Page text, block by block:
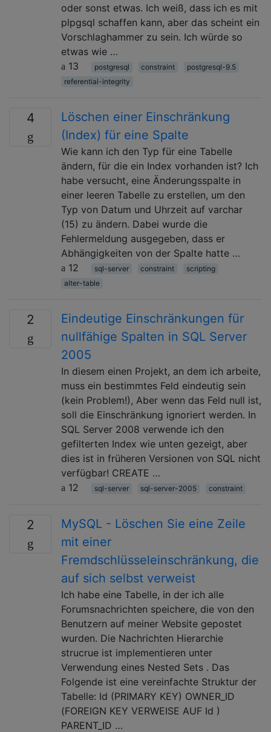
oder sonst etwas. Ich weiß, dass ich es mit
plpgsql schaffen kann, aber das scheint ein
Vorschlaghammer zu sein. Ich würde so
etwas wie …
13
postgresql constraint
postgresql-9.5
referential-integrity
4
Löschen einer Einschränkung
(Index) für eine Spalte
Wie kann ich den Typ für eine Tabelle
ändern, für die ein Index vorhanden ist? Ich
habe versucht, eine Änderungsspalte in
einer leeren Tabelle zu erstellen, um den
Typ von Datum und Uhrzeit auf varchar
(15) zu ändern. Dabei wurde die
Fehlermeldung ausgegeben, dass er
Abhängigkeiten von der Spalte hatte …
12
sql-server constraint
scripting
alter-table
2
Eindeutige Einschränkungen für
nullfähige Spalten in SQL Server
2005
In diesem einen Projekt, an dem ich arbeite,
muss ein bestimmtes Feld eindeutig sein
(kein Problem!), Aber wenn das Feld null ist,
soll die Einschränkung ignoriert werden. In
SQL Server 2008 verwende ich den
gefilterten Index wie unten gezeigt, aber
dies ist in früheren Versionen von SQL nicht
verfügbar! CREATE …
12
sql-server sql-server-2005 constraint
2
MySQL - Löschen Sie eine Zeile
mit einer
Fremdschlüsseleinschränkung, die
auf sich selbst verweist
Ich habe eine Tabelle, in der ich alle
Forumsnachrichten speichere, die von den
Benutzern auf meiner Website gepostet
wurden. Die Nachrichten Hierarchie
strucrue ist implementieren unter
Verwendung eines Nested Sets . Das
Folgende ist eine vereinfachte Struktur der
Tabelle: Id (PRIMARY KEY) OWNER_ID
(FOREIGN KEY VERWEISE AUF Id )
PARENT_ID …